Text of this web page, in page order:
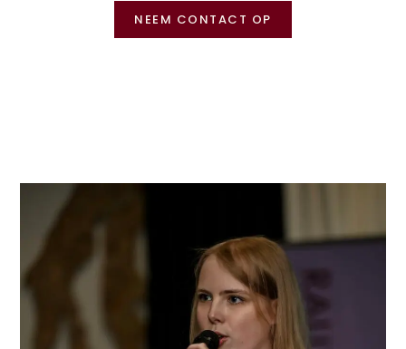
NEEM CONTACT OP